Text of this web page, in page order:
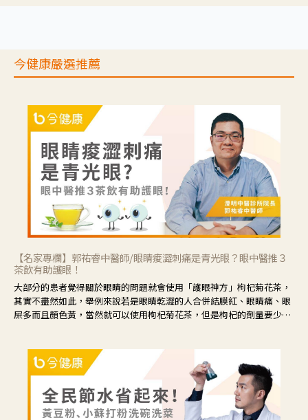
今健康嚴選推薦
【名家專欄】郭祐睿中醫師/眼睛痠澀刺痛是青光眼？眼中醫推３
茶飲有助護眼！
大部分的患者覺得關於眼睛的問題就會使用「護眼神方」枸杞菊花茶，
其實不盡然如此，舉例來說若是眼睛乾澀的人合併結膜紅、眼睛痛、眼
屎多而且顏色黃，當然就可以使用枸杞菊花茶，但是枸杞的劑量要少，
候就要使用菊花、金銀花來治療；假如單純的眼睛乾澀，結膜沒有紅，
眼睛周圍沒有眼屎，這種情況是屬於「陰虛」，就可以使用枸杞、蓮
藕、麥門冬、山藥等比較滋潤的藥材，效果就更顯著。